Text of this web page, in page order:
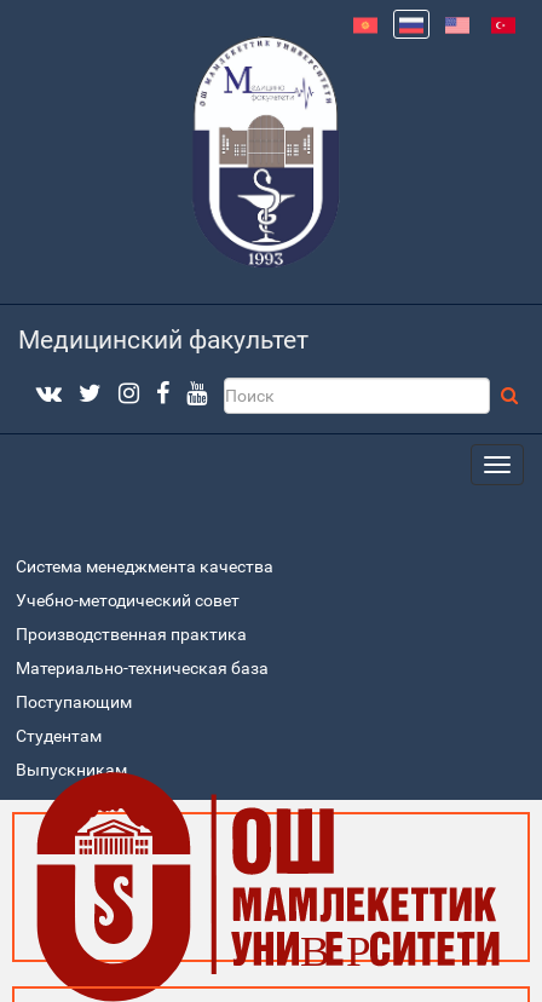
Медицинский факультет
Система менеджмента качества
Учебно-методический совет
Производственная практика
Материально-техническая база
Поступающим
Студентам
Выпускникам